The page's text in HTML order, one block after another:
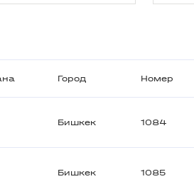
Город Номер
Бишкек 1084
Бишкек 1085